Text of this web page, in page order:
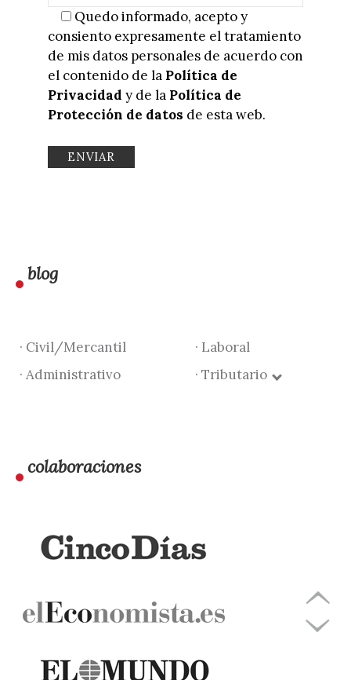
Quedo informado, acepto y
consiento expresamente el tratamiento
de mis datos personales de acuerdo con
el contenido de la Política de
Privacidad y de la Política de
Protección de datos de esta web.
blog
· Civil/Mercantil
· Laboral
· Administrativo
· Tributario
colaboraciones